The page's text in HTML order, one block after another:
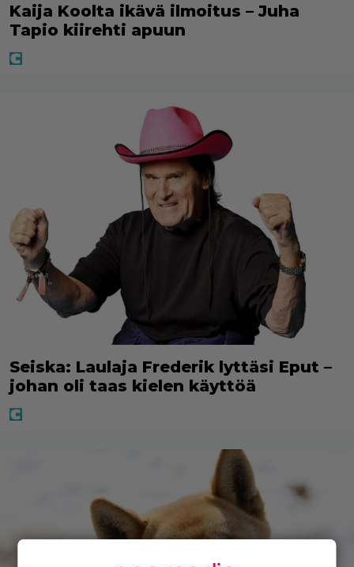
Kaija Koolta ikävä ilmoitus – Juha
Tapio kiirehti apuun
Seiska: Laulaja Frederik lyttäsi Eput –
johan oli taas kielen käyttöä